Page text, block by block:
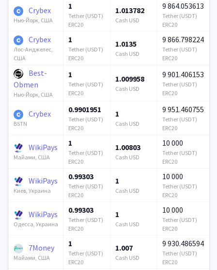
Crybex
Нью-Йорк, США
1
Tether (USDT)
ERC20
1.013782
Cash USD
9 864.053613
Tether (USDT)
ERC20
Crybex
Лос-Анджелес,
США
1
Tether (USDT)
ERC20
1.0135
Cash USD
9 866.798224
Tether (USDT)
ERC20
Best-
Obmen
Нью-Йорк, США
1
Tether (USDT)
ERC20
1.009958
Cash USD
9 901.406153
Tether (USDT)
ERC20
Crybex
BSTN
0.9901951
Tether (USDT)
ERC20
1
Cash USD
9 951.460755
Tether (USDT)
ERC20
WikiPays
Майами, США
1
Tether (USDT)
ERC20
1.00803
Cash USD
10 000
Tether (USDT)
ERC20
WikiPays
Киев, Украина
0.99303
Tether (USDT)
ERC20
1
Cash USD
10 000
Tether (USDT)
ERC20
WikiPays
Одесса, Украина
0.99303
Tether (USDT)
ERC20
1
Cash USD
10 000
Tether (USDT)
ERC20
7Money
Майами, США
1
Tether (USDT)
ERC20
1.007
Cash USD
9 930.486594
Tether (USDT)
ERC20